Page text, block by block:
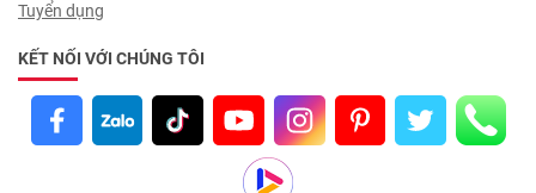
Tuyển dụng
KẾT NỐI VỚI CHÚNG TÔI